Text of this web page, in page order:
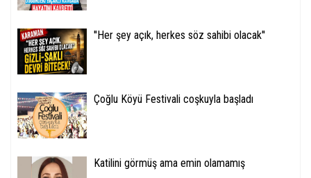
''Her şey açık, herkes söz sahibi olacak''
Çoğlu Köyü Festivali coşkuyla başladı
Katilini görmüş ama emin olamamış